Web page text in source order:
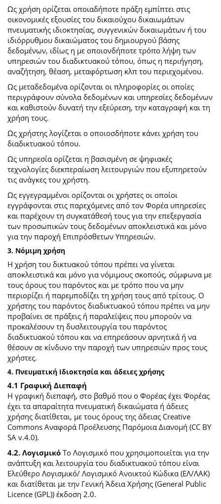
Ως χρήση ορίζεται οποιαδήποτε πράξη εμπίπτει στις
οικονομικές εξουσίες του δικαιούχου δικαιωμάτων
πνευματικής ιδιοκτησίας, συγγενικών δικαιωμάτων ή του
ιδιόρρυθμου δικαιώματος του δημιουργού βάσης
δεδομένων, ιδίως η με οποιονδήποτε τρόπο λήψη των
υπηρεσιών του διαδικτυακού τόπου, όπως η περιήγηση,
αναζήτηση, θέαση, μεταφόρτωση κλπ του περιεχομένου.
Ως μεταδεδομένα ορίζονται οι πληροφορίες οι οποίες
περιγράφουν σύνολα δεδομένων και υπηρεσίες δεδομένων
και καθιστούν δυνατή την εξεύρεση, την καταγραφή και τη
χρήση τους.
Ως χρήστης λογίζεται ο οποιοσδήποτε κάνει χρήση του
διαδικτυακού τόπου.
Ως υπηρεσία ορίζεται η βασισμένη σε ψηφιακές
τεχνολογίες διεκπεραίωση λειτουργιών που εξυπηρετούν
τις ανάγκες του χρήστη.
Ως εγγεγραμμένοι ορίζονται οι χρήστες οι οποίοι
εγγράφονται στις παρεχόμενες από τον Φορέα υπηρεσίες
και παρέχουν τη συγκατάθεσή τους για την επεξεργασία
των προσωπικών τους δεδομένων αποκλειστικά και μόνο
για την παροχή Επιπρόσθετων Υπηρεσιών.
3. Νόμιμη χρήση
Η χρήση του δικτυακού τόπου πρέπει να γίνεται
αποκλειστικά και μόνο για νόμιμους σκοπούς, σύμφωνα με
τους όρους του παρόντος και με τρόπο που να μην
περιορίζει ή παρεμποδίζει τη χρήση τους από τρίτους. Ο
χρήστης του παρόντος διαδικτυακού τόπου πρέπει να μην
προβαίνει σε πράξεις ή παραλείψεις που μπορούν να
προκαλέσουν τη δυσλειτουργία του παρόντος
διαδικτυακού τόπου και να επηρεάσουν αρνητικά ή να
θέσουν σε κίνδυνο την παροχή των υπηρεσιών προς τους
χρήστες.
4. Πνευματική Ιδιοκτησία και άδειες χρήσης
4.1 Γραφική Διεπαφή
Η γραφική διεπαφή, στο βαθμό που ο Φορέας έχει Φορέας
έχει τα απαραίτητα πνευματική δικαιώματα ή άδειες
χρήσης διατίθεται, με τους όρους της άδειας Creative
Commons Αναφορά Προέλευσης Παρόμοια Διανομή (CC BY
SA v.4.0).
4.2. ΛογισμικόΤο Λογισμικό που χρησιμοποιείται για την
ανάπτυξη και λειτουργία του διαδικτυακού τόπου είναι
Ελεύθερο Λογισμικό/ Λογισμικό Ανοικτού Κώδικα (ΕΛ/ΛΑΚ)
και διατίθεται με την Γενική Άδεια Χρήσης (General Public
Licence (GPL)) έκδοση 2.0.